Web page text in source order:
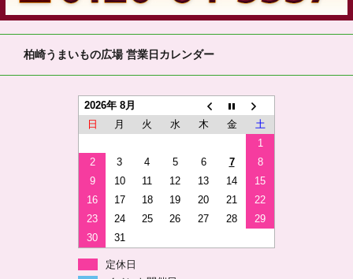
柏崎うまいもの広場 営業日カレンダー
2026年 8月
日
月 火 水 木 金
土
1
2
3 4 5 6 7
8
9
10 11 12 13 14
15
16
17 18 19 20 21
22
23
24 25 26 27 28
29
30
31
定休日